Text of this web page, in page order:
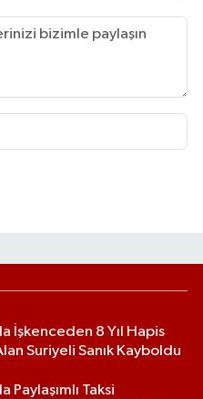
İşkenceden 8 Yıl Hapis
Suriyeli Sanık Kayboldu
Paylaşımlı Taksi